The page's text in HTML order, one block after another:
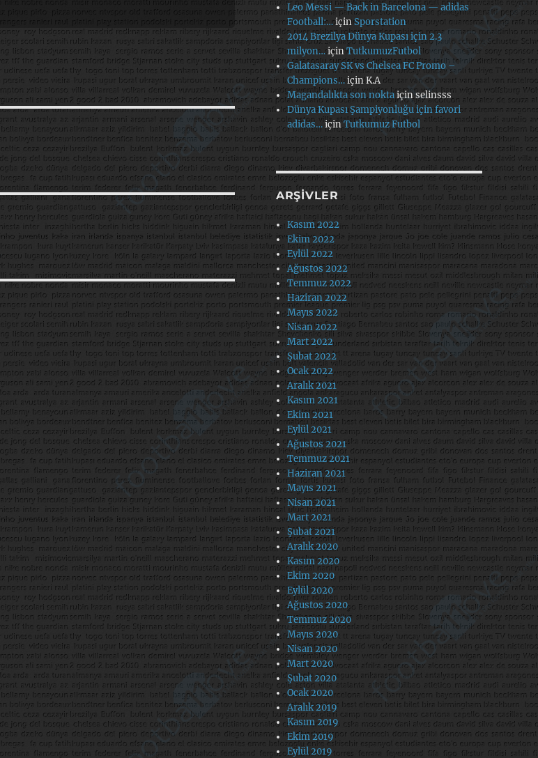
Leo Messi — Back in Barcelona — adidas
Football:…içinSporstation
2014 Brezilya Dünya Kupası için 2.3
milyon…içinTutkumuzFutbol
Galatasaray SK vs Chelsea FC Promo –
Champions…içinK.A
Magandalıkta son noktaiçinselinsss
Dünya Kupası Şampiyonluğu için favori
adidas…içinTutkumuz Futbol
ARŞIVLER
Kasım 2022
Ekim 2022
Eylül 2022
Ağustos 2022
Temmuz 2022
Haziran 2022
Mayıs 2022
Nisan 2022
Mart 2022
Şubat 2022
Ocak 2022
Aralık 2021
Kasım 2021
Ekim 2021
Eylül 2021
Ağustos 2021
Temmuz 2021
Haziran 2021
Mayıs 2021
Nisan 2021
Mart 2021
Şubat 2021
Aralık 2020
Kasım 2020
Ekim 2020
Eylül 2020
Ağustos 2020
Temmuz 2020
Mayıs 2020
Nisan 2020
Mart 2020
Şubat 2020
Ocak 2020
Aralık 2019
Kasım 2019
Ekim 2019
Eylül 2019